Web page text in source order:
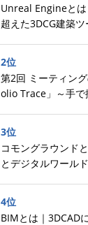
Unreal Engineと
超えた3DCG建築
2位
第2回 ミーティン
olio Trace」～手で
3位
コモングラウンド
とデジタルワール
4位
BIMとは｜3DCAD